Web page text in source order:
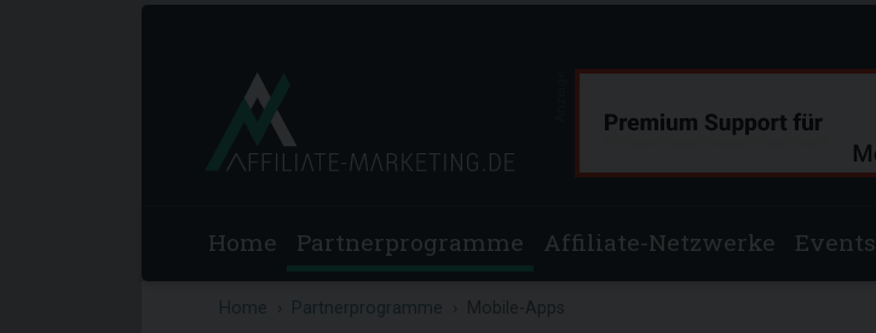
Home Partnerprogramme Affiliate-Netzwerke Events
Home Partnerprogramme